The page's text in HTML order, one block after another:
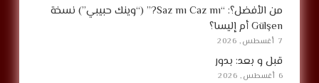
من الأفضل؟: “Saz mı Caz mı?” (“وينك حبيبي”) نسخة
Gülşen أم إليسا؟
7 أغسطس, 2026
قبل و بعد: بدور
6 أغسطس, 2026